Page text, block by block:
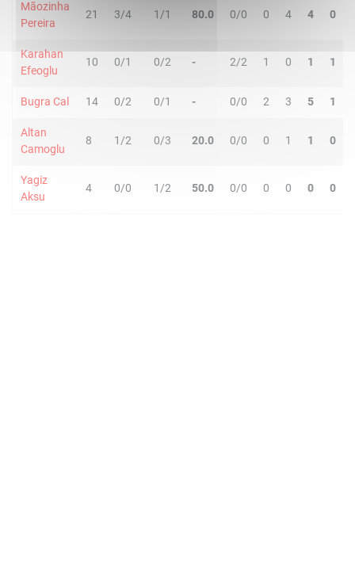
Mãozinha
Pereira
21 3/4 1/1 80.0 0/0 0 4 4 0
Karahan
Efeoglu
10 0/1 0/2 - 2/2 1 0 1 1
Bugra Cal 14 0/2 0/1 - 0/0 2 3 5 1
Altan
Camoglu
8 1/2 0/3 20.0 0/0 0 1 1 0
Yagiz
Aksu
4 0/0 1/2 50.0 0/0 0 0 0 0